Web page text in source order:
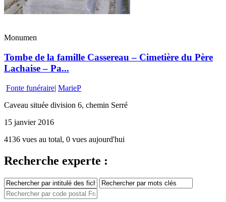
Monumen
Tombe de la famille Cassereau – Cimetière du Père
Lachaise – Pa...
Fonte funéraire| MarieP
Caveau située division 6, chemin Serré
15 janvier 2016
4136 vues au total, 0 vues aujourd'hui
Recherche experte :